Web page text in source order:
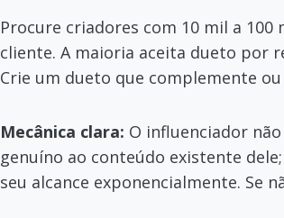
Procure criadores com 10 mil a
cliente. A maioria aceita dueto por
Crie um dueto que complemente
Mecânica clara: O influenciador
genuíno ao conteúdo existente
seu alcance exponencialmente. Se